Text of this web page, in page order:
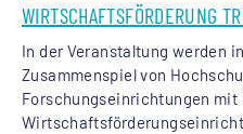
WIRTSCHAFTSFÖRDERUNG
In der Veranstaltung werden
Zusammenspiel von
Forschungseinrichtungen